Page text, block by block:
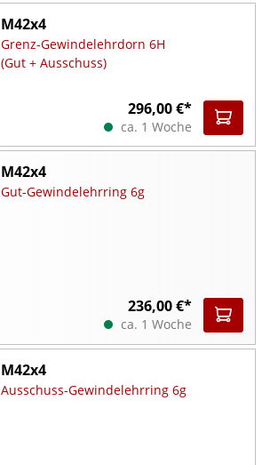
M42x4
Grenz-Gewindelehrdorn 6H
(Gut + Ausschuss)
296,00 €*
ca. 1 Woche
M42x4
Gut-Gewindelehrring 6g
236,00 €*
ca. 1 Woche
M42x4
Ausschuss-Gewindelehrring 6g